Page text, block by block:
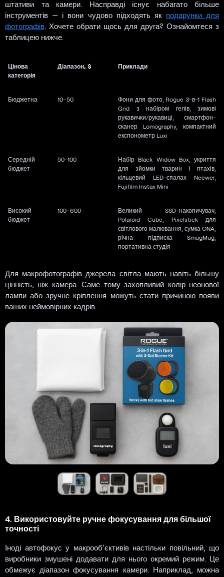
штативи та камери. Насправді існує набагато більше
інструментів — і вони чудово підходять як подарунки для
фотографів. Хочете обрати щось для друга? Ознайомтеся з
таблицею нижче.
Цінова
категорія
Діапазон, $ Приклади
Бюджетна 10–50
Фони для фото, Rogue 3-в-1 Flash
Grid з набіром гелів, зимові
рукавички/рукавиці, смартфон-
сканер Lomography, компактний
експонометр Luxi
Середній
бюджет
50–100
Набір Black Widow Box, укриття
для зйомки тварин і птахів,
кільцевий LED-спалах Neewer,
Fujifilm Instax Mini
Високий
бюджет
100–600
Великий SSD-накопичувач,
Polaroid Cube, Pixelstick для
світлового малювання, сумка ONA,
річна підписка SmugMug,
портативна студія
Для макрофотографів джерела світла мають навіть більшу
цінність, ніж камера. Саме тому захопливий колір неонової
лампи або зручне кріплення можуть стати причиною появи
ваших неймовірних кадрів.
4. Використовуйте ручне фокусування для більшої
точності
Іноді автофокус у макрооб’єктивів настільки повільний, що
виробники змушені додавати для нього окремий режим. Це
обмежує діапазон фокусування камери. Наприклад, можна